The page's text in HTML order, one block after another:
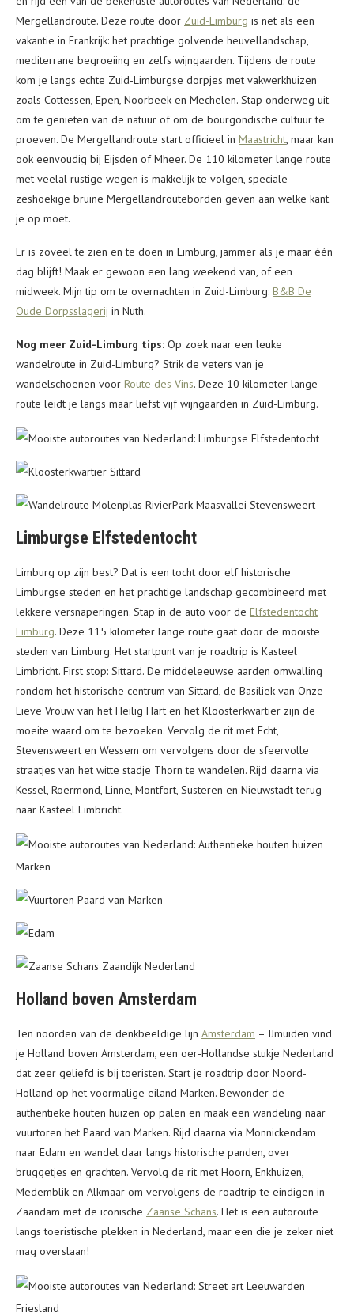
Mergellandroute. Deze route door Zuid-Limburg is net als een
vakantie in Frankrijk: het prachtige golvende heuvellandschap,
mediterrane begroeiing en zelfs wijngaarden. Tijdens de route
kom je langs echte Zuid-Limburgse dorpjes met vakwerkhuizen
zoals Cottessen, Epen, Noorbeek en Mechelen. Stap onderweg uit
om te genieten van de natuur of om de bourgondische cultuur te
proeven. De Mergellandroute start officieel in Maastricht, maar kan
ook eenvoudig bij Eijsden of Mheer. De 110 kilometer lange route
met veelal rustige wegen is makkelijk te volgen, speciale
zeshoekige bruine Mergellandrouteborden geven aan welke kant
je op moet.
Er is zoveel te zien en te doen in Limburg, jammer als je maar één
dag blijft! Maak er gewoon een lang weekend van, of een
midweek. Mijn tip om te overnachten in Zuid-Limburg: B&B De
Oude Dorpsslagerij in Nuth.
Nog meer Zuid-Limburg tips: Op zoek naar een leuke
wandelroute in Zuid-Limburg? Strik de veters van je
wandelschoenen voor Route des Vins. Deze 10 kilometer lange
route leidt je langs maar liefst vijf wijngaarden in Zuid-Limburg.
Limburgse Elfstedentocht
Limburg op zijn best? Dat is een tocht door elf historische
Limburgse steden en het prachtige landschap gecombineerd met
lekkere versnaperingen. Stap in de auto voor de Elfstedentocht
Limburg. Deze 115 kilometer lange route gaat door de mooiste
steden van Limburg. Het startpunt van je roadtrip is Kasteel
Limbricht. First stop: Sittard. De middeleeuwse aarden omwalling
rondom het historische centrum van Sittard, de Basiliek van Onze
Lieve Vrouw van het Heilig Hart en het Kloosterkwartier zijn de
moeite waard om te bezoeken. Vervolg de rit met Echt,
Stevensweert en Wessem om vervolgens door de sfeervolle
straatjes van het witte stadje Thorn te wandelen. Rijd daarna via
Kessel, Roermond, Linne, Montfort, Susteren en Nieuwstadt terug
naar Kasteel Limbricht.
Holland boven Amsterdam
Ten noorden van de denkbeeldige lijn Amsterdam – IJmuiden vind
je Holland boven Amsterdam, een oer-Hollandse stukje Nederland
dat zeer geliefd is bij toeristen. Start je roadtrip door Noord-
Holland op het voormalige eiland Marken. Bewonder de
authentieke houten huizen op palen en maak een wandeling naar
vuurtoren het Paard van Marken. Rijd daarna via Monnickendam
naar Edam en wandel daar langs historische panden, over
bruggetjes en grachten. Vervolg de rit met Hoorn, Enkhuizen,
Medemblik en Alkmaar om vervolgens de roadtrip te eindigen in
Zaandam met de iconische Zaanse Schans. Het is een autoroute
langs toeristische plekken in Nederland, maar een die je zeker niet
mag overslaan!